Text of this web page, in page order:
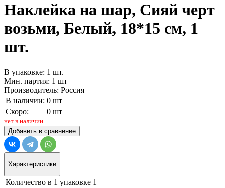
Наклейка на шар, Сияй черт
возьми, Белый, 18*15 см, 1
шт.
В упаковке: 1 шт.
Мин. партия: 1 шт
Производитель: Россия
В наличии: 0 шт
Скоро:
0 шт
нет в наличии
Добавить в сравнение
Характеристики
Количество в 1 упаковке 1